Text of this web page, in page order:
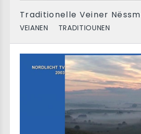
Traditionelle Veiner
VEIANEN TRADITIOUNEN